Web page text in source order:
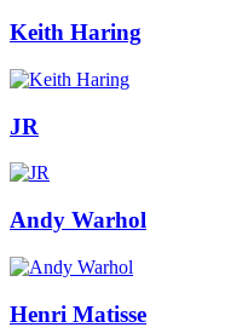
Keith Haring
JR
Andy Warhol
Henri Matisse